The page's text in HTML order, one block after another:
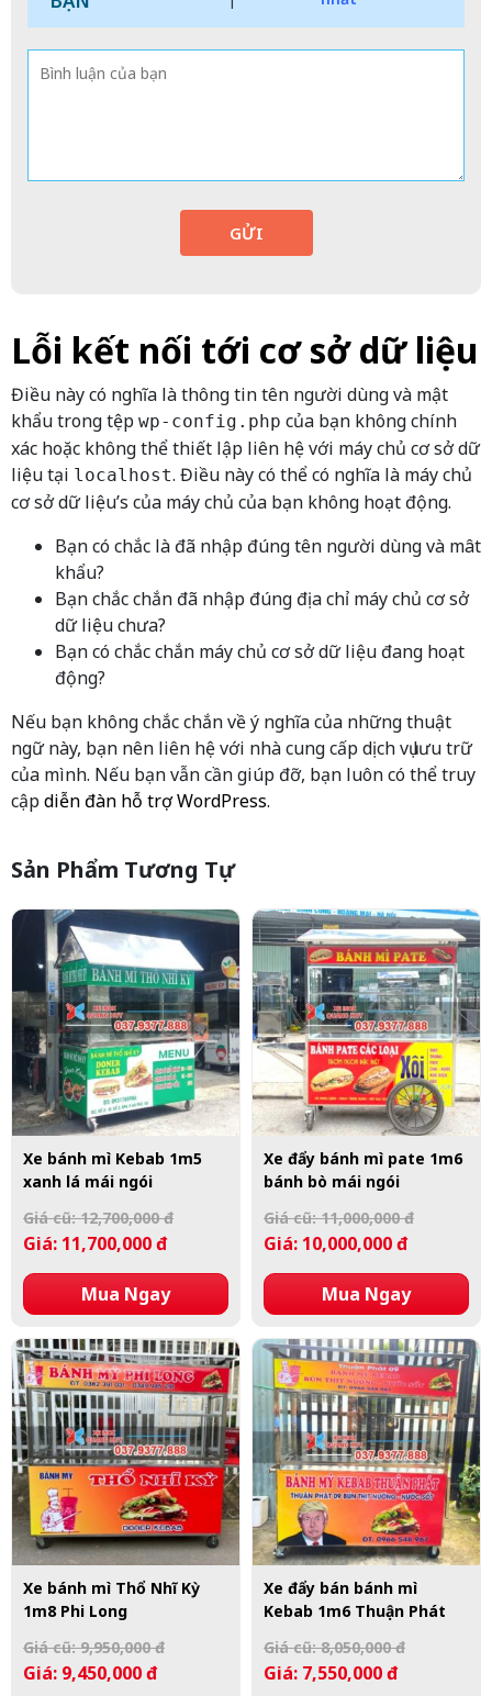
GỬI
Lỗi kết nối tới cơ sở dữ liệu
Điều này có nghĩa là thông tin tên người dùng và mật
khẩu trong tệp wp-config.php của bạn không chính
xác hoặc không thể thiết lập liên hệ với máy chủ cơ sở dữ
liệu tại localhost. Điều này có thể có nghĩa là máy chủ
cơ sở dữ liệu’s của máy chủ của bạn không hoạt động.
Bạn có chắc là đã nhập đúng tên người dùng và mât
khẩu?
Bạn chắc chắn đã nhập đúng địa chỉ máy chủ cơ sở
dữ liệu chưa?
Bạn có chắc chắn máy chủ cơ sở dữ liệu đang hoạt
động?
Nếu bạn không chắc chắn về ý nghĩa của những thuật
ngữ này, bạn nên liên hệ với nhà cung cấp dịch vụ lưu trữ
của mình. Nếu bạn vẫn cần giúp đỡ, bạn luôn có thể truy
cậpdiễn đàn hỗ trợ WordPress.
Sản Phẩm Tương Tự
Xe bánh mì Kebab 1m5
xanh lá mái ngói
Giá cũ: 12,700,000 đ
Giá: 11,700,000 đ
Mua Ngay
Xe đẩy bánh mì pate 1m6
bánh bò mái ngói
Giá cũ: 11,000,000 đ
Giá: 10,000,000 đ
Mua Ngay
Xe bánh mì Thổ Nhĩ Kỳ
1m8 Phi Long
Giá cũ: 9,950,000 đ
Giá: 9,450,000 đ
Xe đẩy bán bánh mì
Kebab 1m6 Thuận Phát
Giá cũ: 8,050,000 đ
Giá: 7,550,000 đ